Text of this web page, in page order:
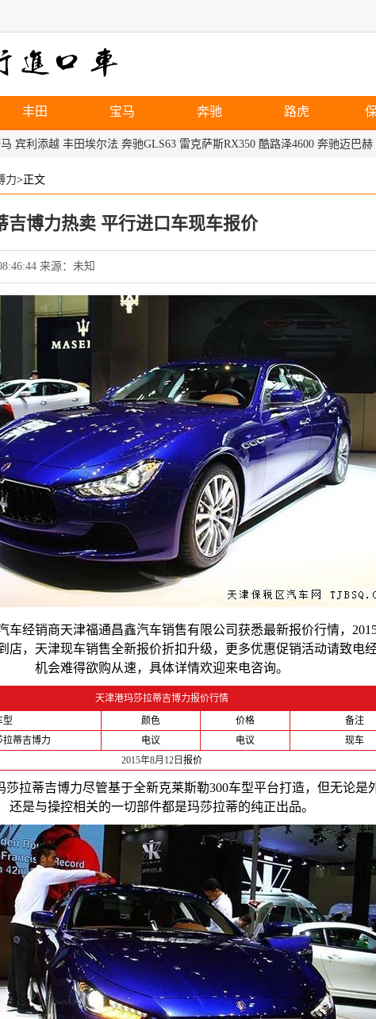
丰田 宝马 奔驰 路虎
宾利添越 丰田埃尔法 奔驰GLS63 雷克萨斯RX350 酷路泽4600 奔驰迈巴赫
力>正文
吉博力热卖 平行进口车现车报价
来源：未知
车经销商天津福通昌鑫汽车销售有限公司获悉最新报价行情，
店，天津现车销售全新报价折扣升级，更多优惠促销活动请致电经
机会难得欲购从速，具体详情欢迎来电咨询。
天津港玛莎拉蒂吉博力报价行情
型
颜色 价格
备注
拉蒂吉博力
电议 电议
现车
2015年8月12日 报价
莎拉蒂吉博力尽管基于全新克莱斯勒300车型平台打造，但无论是
还是与操控相关的一切部件都是玛莎拉蒂的纯正出品。